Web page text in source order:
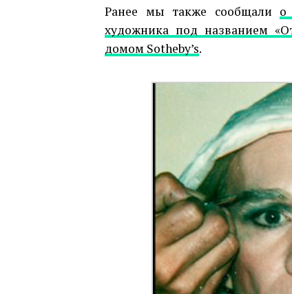
Ранее мы также сообщали о
художника под названием
домом Sotheby’s.